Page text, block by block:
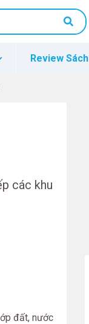
Review Sách
các khu
đất, nước